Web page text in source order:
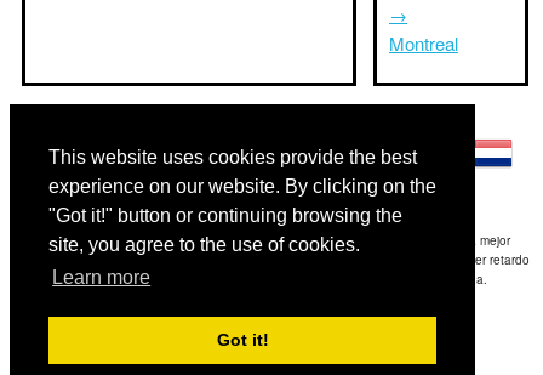
This website uses cookies provide the best
experience on our website. By clicking on the
"Got it!" button or continuing browsing the
site, you agree to the use of cookies.
Learn more
Got it!
→
Montreal
Exención de responsabilidad: La información mostrada en este sitio es nuestra mejor
estimación y sólo para su referencia.TripTimeTo.com no es responsable de cualquier retardo
de ida y / o consiguientes daños resultaron de la información proporcionada.
Copyright 2015-2026
Contact Usfor feedback.